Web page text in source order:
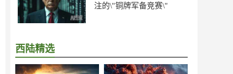
注的\"铜牌军备竞赛\"
西陆精选